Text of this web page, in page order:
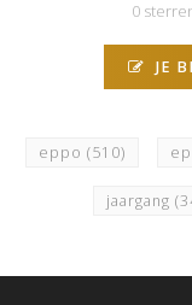
0
JE
eppo (510)
jaargang